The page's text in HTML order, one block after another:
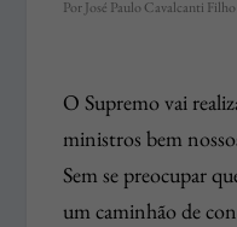
PorJosé Paulo Cavalcanti Filho
O Supremo vai
ministros bem
Sem se preocupar
um caminhão de